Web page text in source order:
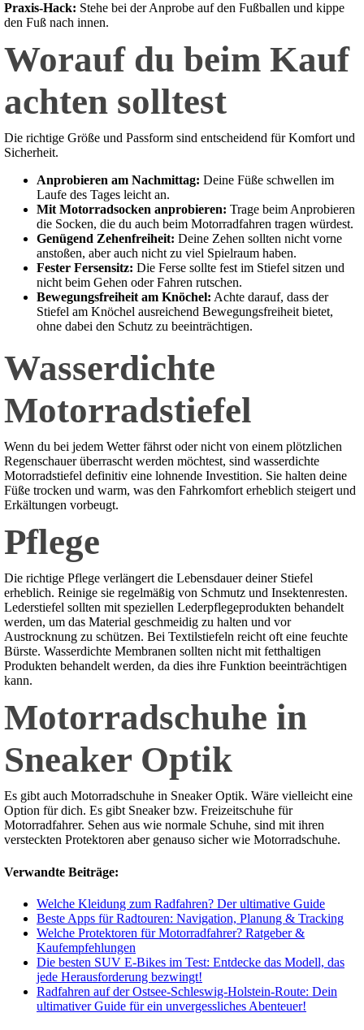
Praxis-Hack: Stehe bei der Anprobe auf den Fußballen und kippe
den Fuß nach innen.
Worauf du beim Kauf
achten solltest
Die richtige Größe und Passform sind entscheidend für Komfort und
Sicherheit.
Anprobieren am Nachmittag: Deine Füße schwellen im
Laufe des Tages leicht an.
Mit Motorradsocken anprobieren: Trage beim Anprobieren
die Socken, die du auch beim Motorradfahren tragen würdest.
Genügend Zehenfreiheit: Deine Zehen sollten nicht vorne
anstoßen, aber auch nicht zu viel Spielraum haben.
Fester Fersensitz: Die Ferse sollte fest im Stiefel sitzen und
nicht beim Gehen oder Fahren rutschen.
Bewegungsfreiheit am Knöchel: Achte darauf, dass der
Stiefel am Knöchel ausreichend Bewegungsfreiheit bietet,
ohne dabei den Schutz zu beeinträchtigen.
Wasserdichte
Motorradstiefel
Wenn du bei jedem Wetter fährst oder nicht von einem plötzlichen
Regenschauer überrascht werden möchtest, sind wasserdichte
Motorradstiefel definitiv eine lohnende Investition. Sie halten deine
Füße trocken und warm, was den Fahrkomfort erheblich steigert und
Erkältungen vorbeugt.
Pflege
Die richtige Pflege verlängert die Lebensdauer deiner Stiefel
erheblich. Reinige sie regelmäßig von Schmutz und Insektenresten.
Lederstiefel sollten mit speziellen Lederpflegeprodukten behandelt
werden, um das Material geschmeidig zu halten und vor
Austrocknung zu schützen. Bei Textilstiefeln reicht oft eine feuchte
Bürste. Wasserdichte Membranen sollten nicht mit fetthaltigen
Produkten behandelt werden, da dies ihre Funktion beeinträchtigen
kann.
Motorradschuhe in
Sneaker Optik
Es gibt auch Motorradschuhe in Sneaker Optik. Wäre vielleicht eine
Option für dich. Es gibt Sneaker bzw. Freizeitschuhe für
Motorradfahrer. Sehen aus wie normale Schuhe, sind mit ihren
versteckten Protektoren aber genauso sicher wie Motorradschuhe.
Verwandte Beiträge:
Welche Kleidung zum Radfahren? Der ultimative Guide
Beste Apps für Radtouren: Navigation, Planung & Tracking
Welche Protektoren für Motorradfahrer? Ratgeber &
Kaufempfehlungen
Die besten SUV E-Bikes im Test: Entdecke das Modell, das
jede Herausforderung bezwingt!
Radfahren auf der Ostsee-Schleswig-Holstein-Route: Dein
ultimativer Guide für ein unvergessliches Abenteuer!